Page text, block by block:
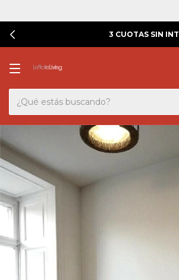
3 CUOTAS SIN INTERÉS